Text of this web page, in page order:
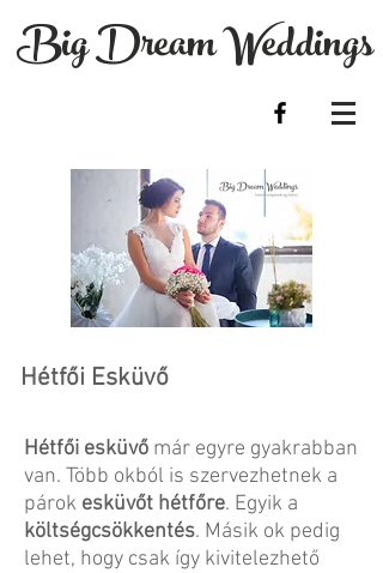
Big Dream Weddings
Hétfői Esküvő
Hétfői esküvő már egyre gyakrabban
van. Több okból is szervezhetnek a
párok esküvőt hétfőre. Egyik a
költségcsökkentés. Másik ok pedig
lehet, hogy csak így kivitelezhető